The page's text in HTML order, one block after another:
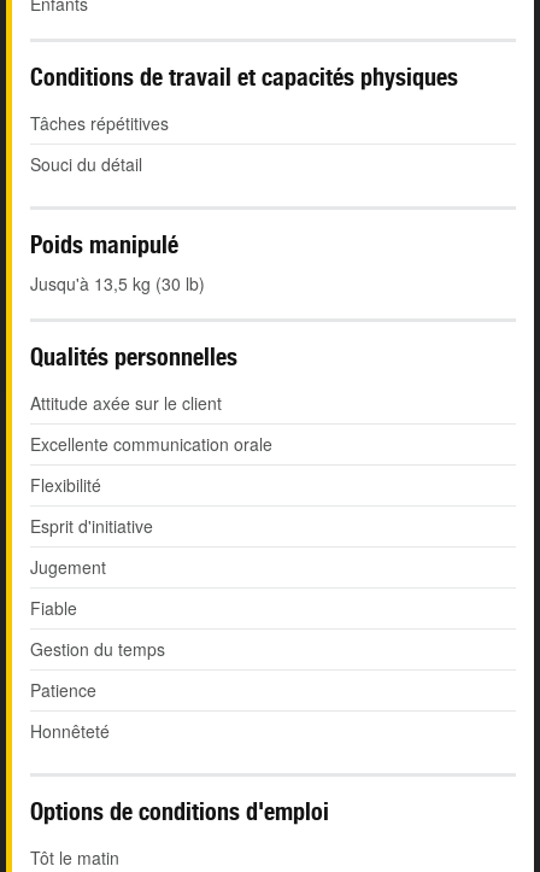
Conditions de travail et capacités physiques
Tâches répétitives
Souci du détail
Poids manipulé
Jusqu'à 13,5 kg (30 lb)
Qualités personnelles
Attitude axée sur le client
Excellente communication orale
Flexibilité
Esprit d'initiative
Jugement
Fiable
Gestion du temps
Patience
Honnêteté
Options de conditions d'emploi
Tôt le matin